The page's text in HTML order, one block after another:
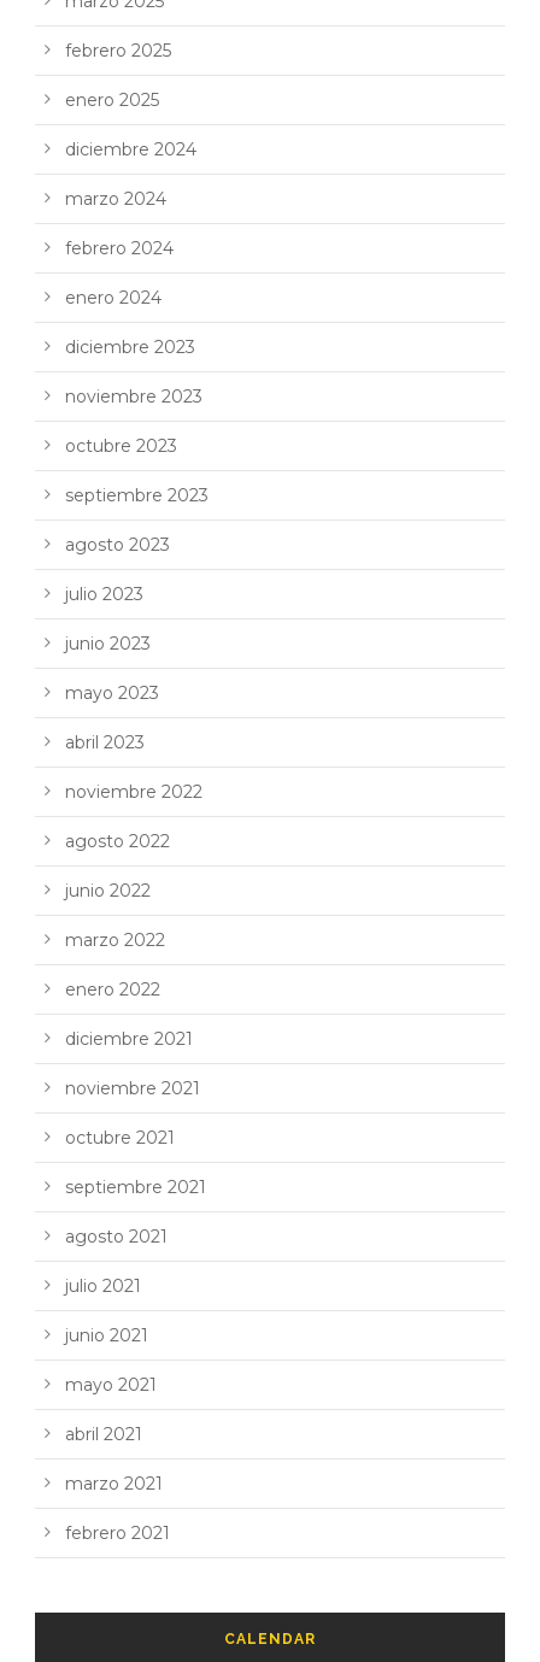
febrero 2025
enero 2025
diciembre 2024
marzo 2024
febrero 2024
enero 2024
diciembre 2023
noviembre 2023
octubre 2023
septiembre 2023
agosto 2023
julio 2023
junio 2023
mayo 2023
abril 2023
noviembre 2022
agosto 2022
junio 2022
marzo 2022
enero 2022
diciembre 2021
noviembre 2021
octubre 2021
septiembre 2021
agosto 2021
julio 2021
junio 2021
mayo 2021
abril 2021
marzo 2021
febrero 2021
CALENDAR